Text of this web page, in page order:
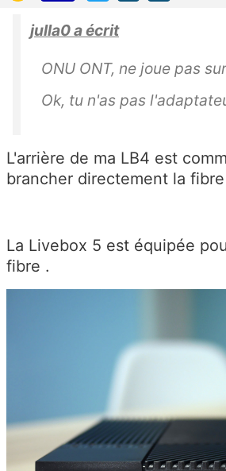
julla0 a écrit
ONU ONT, ne joue pas
Ok, tu n'as pas
L'arrière de ma LB4 est
brancher directement la
La Livebox 5 est équipée
fibre .